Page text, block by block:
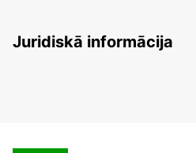
Juridiskā informācija